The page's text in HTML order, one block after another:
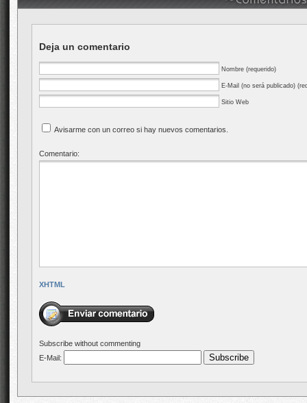
Deja un comentario
Nombre (requerido)
E-Mail (no será publicado)
Sitio Web
Avisarme con un correo si hay nuevos comentarios.
Comentario:
XHTML
Subscribe without commenting
E-Mail: